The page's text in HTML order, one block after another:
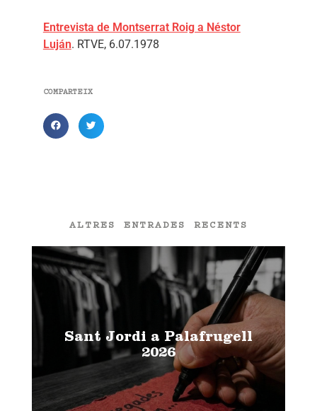
Entrevista de Montserrat Roig a Néstor
Luján. RTVE, 6.07.1978
COMPARTEIX
ALTRES ENTRADES RECENTS
Sant Jordi a Palafrugell
2026